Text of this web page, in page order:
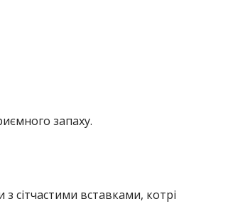
запаху.
сітчастими вставками, котрі